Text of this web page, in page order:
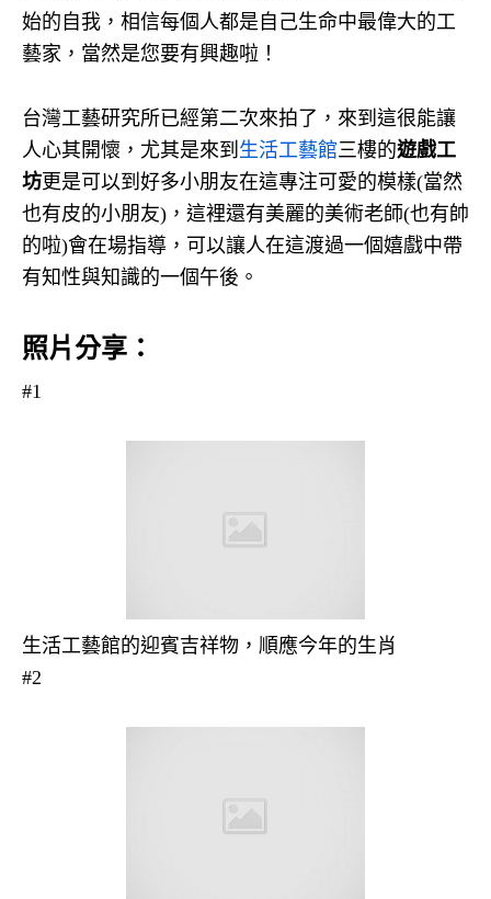
始的自我，相信每個人都是自己生命中最偉大的工
藝家，當然是您要有興趣啦！
台灣工藝研究所已經第二次來拍了，來到這很能讓
人心其開懷，尤其是來到 生活工藝館三樓的遊戲工
坊更是可以到好多小朋友在這專注可愛的模樣(當然
也有皮的小朋友)，這裡還有美麗的美術老師(也有帥
的啦)會在場指導，可以讓人在這渡過一個嬉戲中帶
有知性與知識的一個午後。
照片分享：
#1
生活工藝館的迎賓吉祥物，順應今年的生肖
#2